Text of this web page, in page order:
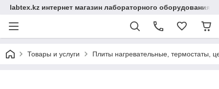
labtex.kz интернет магазин лабораторного оборудования
Товары и услуги Плиты нагревательные, термостаты,